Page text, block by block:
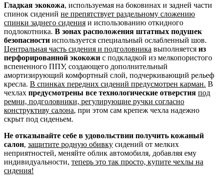
Гладкая экокожа, используемая на боковинах и задней части
спинок сидений не препятствует раздельному сложению
спинки заднего сидения и использованию откидного
подлокотника. В зонах расположения штатных подушек
безопасности используется специальный ослабленный шов.
Центральная часть сидения и подголовника выполняется из
перфорированной экокожи с подкладкой из мелкопористого
вспененного ППУ, создающего дополнительный
амортизирующий комфортный слой, подчеркивающий рельеф
кресла. В спинках передних сидений предусмотрен карман. В
чехлах предусмотрены все технологические отверстия под
ремни, подголовники, регулирующие ручки согласно
конструктиву салона, при этом сам крепеж чехла надежно
скрыт под сиденьем.
Не отказывайте себе в удовольствии получить кожаный
салон, защитите родную обивку сидений от мелких
неприятностей, меняйте облик автомобиля, добавляя ему
индивидуальности, теперь это так просто, купите чехлы на
сидения!